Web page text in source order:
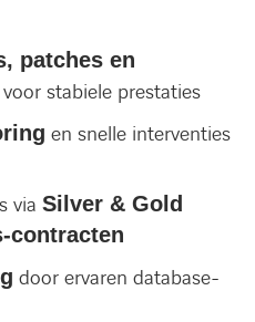
patches en
voor stabiele prestaties
en snelle interventies
via Silver & Gold
contracten
door ervaren database-